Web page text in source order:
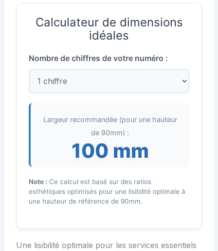
Calculateur de dimensions
idéales
Nombre de chiffres de votre numéro :
Largeur recommandée (pour une hauteur
de 90mm) :
100 mm
Note : Ce calcul est basé sur des ratios
esthétiques optimisés pour une lisibilité optimale à
une hauteur de référence de 90mm.
Une lisibilité optimale pour les services essentiels